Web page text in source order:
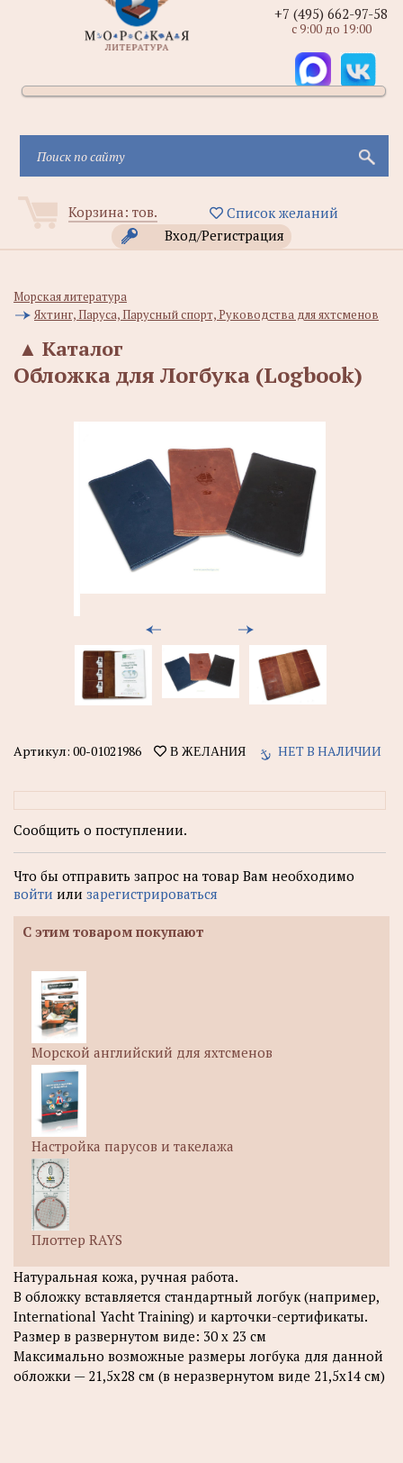
Корзина: тов.
Список желаний
Вход/Регистрация
+7 (495) 662-97-58
с 9:00 до 19:00
Морская литература
Яхтинг, Паруса, Парусный спорт, Руководства для яхтсменов
Каталог
▲
Обложка для Логбука (Logbook)
Артикул: 00-01021986 В ЖЕЛАНИЯ НЕТ В НАЛИЧИИ
Сообщить о поступлении.
Что бы отправить запрос на товар Вам необходимо
войти или зарегистрироваться
С этим товаром покупают
Морской английский для яхтсменов
Настройка парусов и такелажа
Плоттер RAYS
Натуральная кожа, ручная работа.
В обложку вставляется стандартный логбук (например,
International Yacht Training) и карточки-сертификаты.
Размер в развернутом виде: 30 х 23 см
Максимально возможные размеры логбука для данной
обложки — 21,5х28 см (в неразвернутом виде 21,5х14 см)